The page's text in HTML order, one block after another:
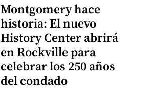
Montgomery hace
historia: El nuevo
History Center abrirá
en Rockville para
celebrar los 250 años
del condado